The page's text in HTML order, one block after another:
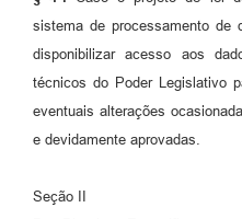
sistema de processamento de
disponibilizar acesso aos
técnicos do Poder Legislativo
eventuais alterações
e devidamente aprovadas.
Seção II